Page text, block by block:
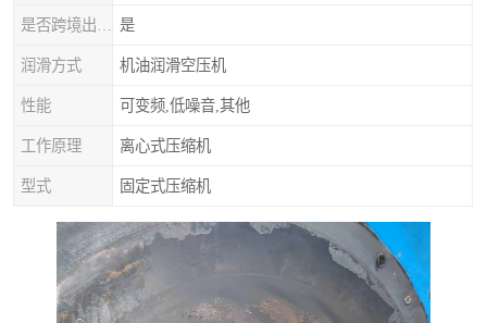
是
润滑方式 机油润滑空压机
性能 可变频,低噪音,其他
工作原理 离心式压缩机
型式 固定式压缩机